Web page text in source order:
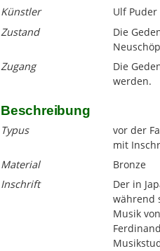
Künstler
Ulf Puder
Zustand
Die
Zugang
Die
werden.
Beschreibung
Typus
vor der
mit
Material
Bronze
Inschrift
Der in
während
Musik